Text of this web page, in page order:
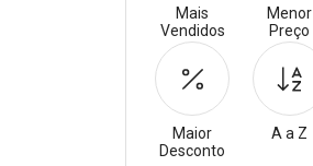
Mais
Vendidos
Menor
Preço
Maior
Desconto
A a Z